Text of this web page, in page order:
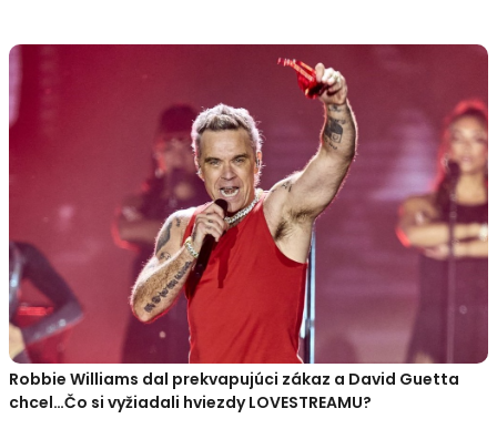
Robbie Williams dal prekvapujúci zákaz a David Guetta
chcel…Čo si vyžiadali hviezdy LOVESTREAMU?